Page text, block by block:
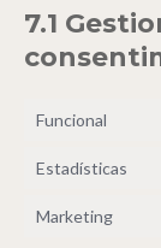
7.1
Funcional
Estadísticas
Marketing